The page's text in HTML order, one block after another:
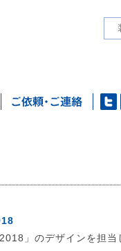
」のデザインを担当